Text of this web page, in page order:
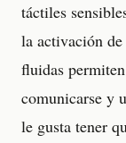
táctiles
la activación
fluidas
comunicarse y
le gusta tener